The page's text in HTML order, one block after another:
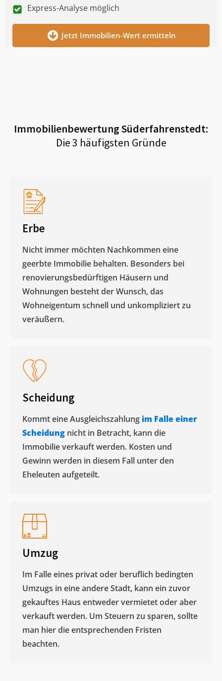
Express-Analyse möglich
Jetzt Immobilien-Wert ermitteln
ImmobilienbewertungSüderfahrenstedt:
Die 3 häufigsten Gründe
Erbe
Nicht immer möchten Nachkommen eine
geerbte Immobilie behalten. Besonders bei
renovierungsbedürftigen Häusern und
Wohnungen besteht der Wunsch, das
Wohneigentum schnell und unkompliziert zu
veräußern. ​
Scheidung
Kommt eine Ausgleichszahlung im Falle einer
Scheidung nicht in Betracht, kann die
Immobilie verkauft werden. Kosten und
Gewinn werden in diesem Fall unter den
Eheleuten aufgeteilt.​
Umzug
Im Falle eines privat oder beruflich bedingten
Umzugs in eine andere Stadt, kann ein zuvor
gekauftes Haus entweder vermietet oder aber
verkauft werden. Um Steuern zu sparen, sollte
man hier die entsprechenden Fristen
beachten.